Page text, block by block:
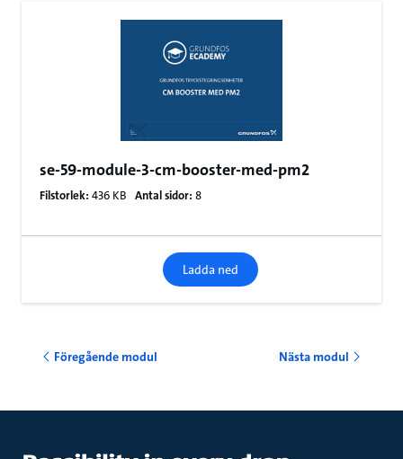
se-59-module-3-cm-booster-med-pm2
Filstorlek: 436 KB Antal sidor: 8
Ladda ned
Föregående modul Nästa modul